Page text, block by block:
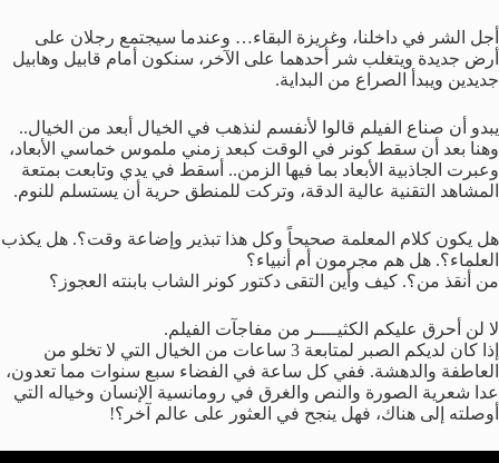
أجل الشر في داخلنا، وغريزة البقاء… وعندما سيجتمع رجلان على
أرض جديدة ويتغلب شر أحدهما على الآخر، سنكون أمام قابيل وهابيل
جديدين ويبدأ الصراع من البداية.
يبدو أن صناع الفيلم قالوا لأنفسم لنذهب في الخيال أبعد من الخيال..
وهنا بعد أن سقط كونر في الوقت كبعد زمني ملموس خماسي الأبعاد،
وعبرت الجاذبية الأبعاد بما فيها الزمن.. أسقط في يدي وتابعت بمتعة
المشاهد التقنية عالية الدقة، وتركت للمنطق حرية أن يستسلم للنوم.
هل يكون كلام المعلمة صحيحاً وكل هذا تبذير وإضاعة وقت؟. هل يكذب
العلماء؟. هل هم مجرمون أم أنبياء؟
من أنقذ من؟. كيف وأين التقى دكتور كونر الشاب بابنته العجوز؟
لا لن أحرق عليكم الكثيــــر من مفاجآت الفيلم.
إذا كان لديكم الصبر لمتابعة 3 ساعات من الخيال التي لا تخلو من
العاطفة والدهشة. ففي كل ساعة في الفضاء سبع سنوات مما تعدون،
عدا شعرية الصورة والنص والغرق في رومانسية الإنسان وخياله التي
أوصلته إلى هناك، فهل ينجح في العثور على عالم آخر؟!